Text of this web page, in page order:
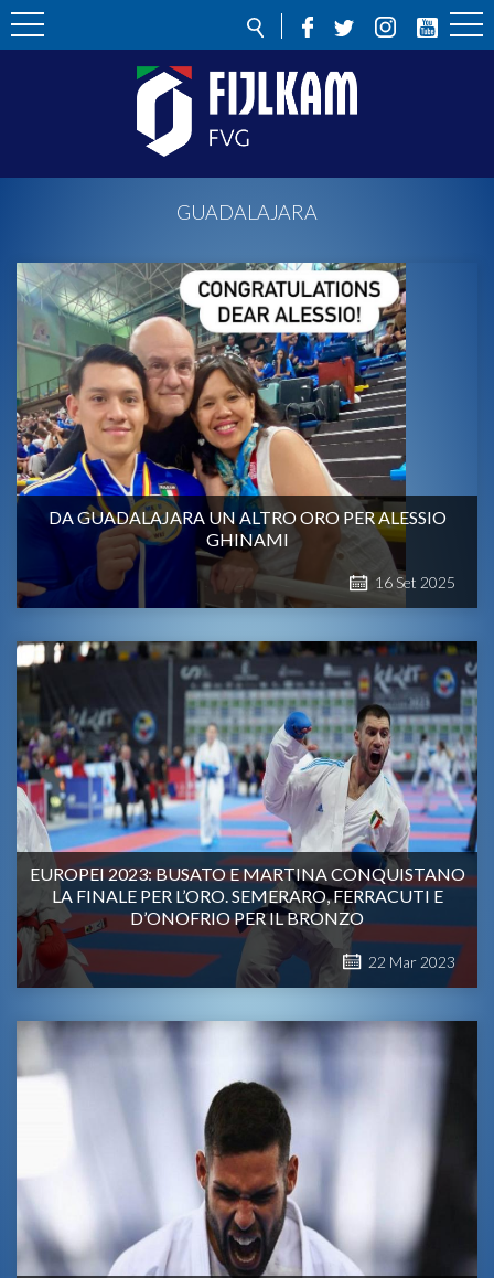
GUADALAJARA
DA GUADALAJARA UN ALTRO ORO PER ALESSIO
GHINAMI
16 Set 2025
EUROPEI 2023: BUSATO E MARTINA CONQUISTANO
LA FINALE PER L’ORO. SEMERARO, FERRACUTI E
D’ONOFRIO PER IL BRONZO
22 Mar 2023